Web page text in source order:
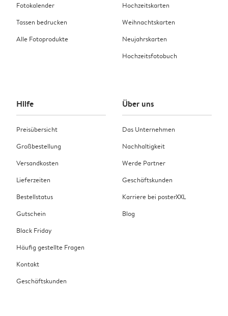
Fotokalender
Tassen bedrucken
Alle Fotoprodukte
Hochzeitskarten
Weihnachtskarten
Neujahrskarten
Hochzeitsfotobuch
Hilfe
Preisübersicht
Großbestellung
Versandkosten
Lieferzeiten
Bestellstatus
Gutschein
Black Friday
Häufig gestellte Fragen
Kontakt
Geschäftskunden
Über uns
Das Unternehmen
Nachhaltigkeit
Werde Partner
Geschäftskunden
Karriere bei posterXXL
Blog